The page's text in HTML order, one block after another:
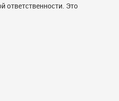
ответственности. Это